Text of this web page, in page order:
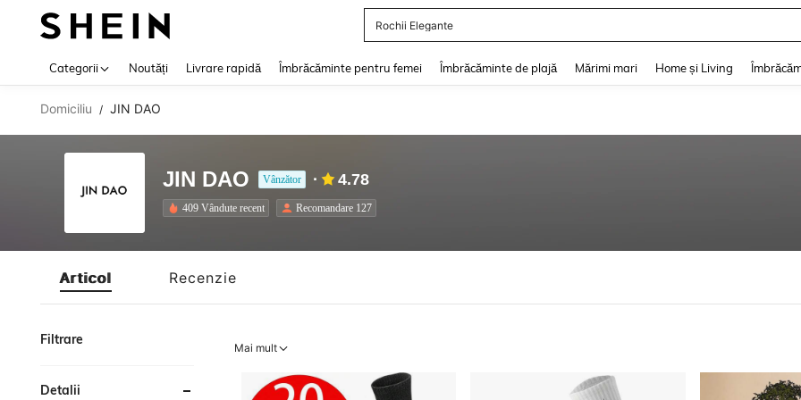
Rochii Elegante
Categorii Noutăți Livrare rapidă Îmbrăcăminte pentru femei Îmbrăcăminte de plajă Mărimi mari Home și Living
Domiciliu / JIN DAO
JIN DAO Vânzător 4.78
409 Vândute recent Recomandare 127
Articol Recenzie
Filtrare
Detalii
Mai mult